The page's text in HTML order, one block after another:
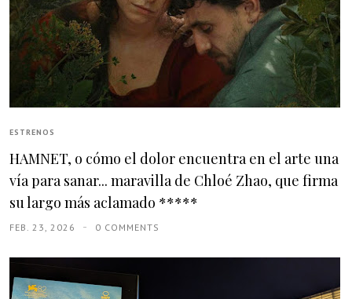
ESTRENOS
HAMNET, o cómo el dolor encuentra en el arte una
vía para sanar... maravilla de Chloé Zhao, que firma
su largo más aclamado *****
FEB. 23, 2026 0 COMMENTS